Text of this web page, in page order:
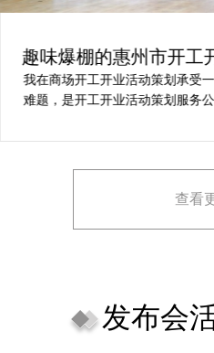
趣味爆棚的惠州市开工
案精选
我在商场开工开业活动策划承受
难题，是开工开业活动策划服务
场开工开业活动策划堪称完美，
查看
发布会